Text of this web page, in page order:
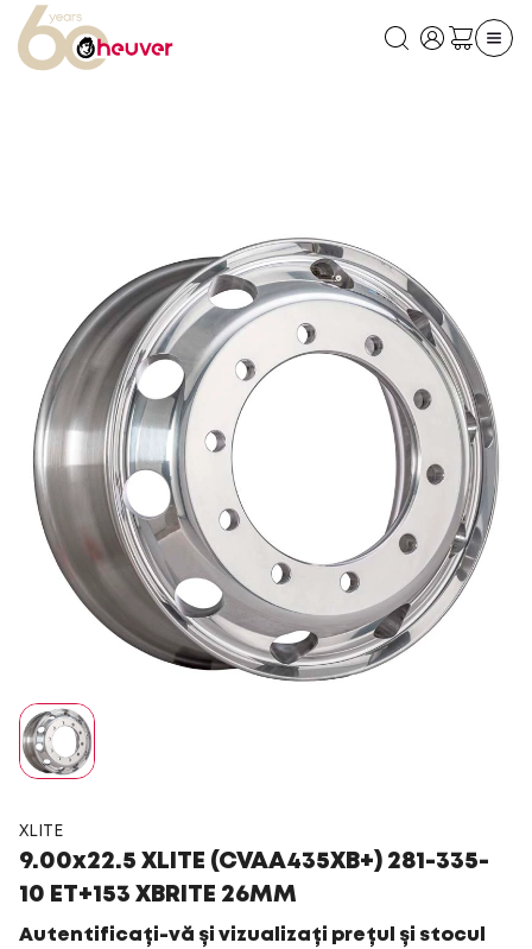
XLITE
9.00x22.5 XLITE (CVAA435XB+) 281-335-
10 ET+153 XBRITE 26MM
Autentificați-vă și vizualizați prețul și stocul